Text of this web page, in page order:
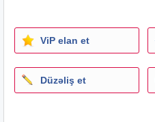
ViP elan et
Düzəliş et